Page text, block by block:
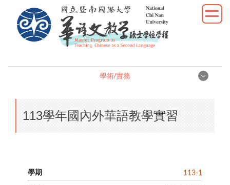
容
學術/實務
教學實習
113學年國內外華語教學實習
113-1